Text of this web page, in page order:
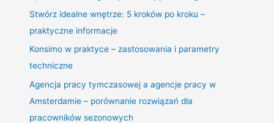
Stwórz idealne wnętrze: 5 kroków po kroku –
praktyczne informacje
Konsimo w praktyce – zastosowania i parametry
techniczne
Agencja pracy tymczasowej a agencje pracy w
Amsterdamie – porównanie rozwiązań dla
pracowników sezonowych